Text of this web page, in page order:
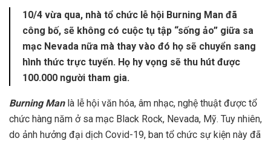
10/4 vừa qua, nhà tổ chức lễ hội Burning Man đã
công bố, sẽ không có cuộc tụ tập “sống ảo” giữa sa
mạc Nevada nữa mà thay vào đó họ sẽ chuyển sang
hình thức trực tuyến. Họ hy vọng sẽ thu hút được
100.000 người tham gia.
Burning Manlà lễ hội văn hóa, âm nhạc, nghệ thuật được tổ
chức hàng năm ở sa mạc Black Rock, Nevada, Mỹ. Tuy nhiên,
do ảnh hưởng đại dịch Covid-19, ban tổ chức sự kiện này đã